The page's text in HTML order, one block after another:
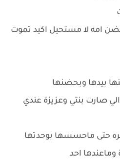
امه لا مستحيل اكيد تموت
بيدها وبحضنها
صارت بنتي وعزيزة عندي
حتى ماحسسها بوحدتها
احد